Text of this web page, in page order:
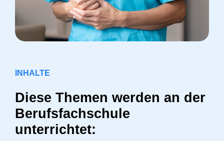
INHALTE
Diese Themen werden an der
Berufsfachschule
unterrichtet: